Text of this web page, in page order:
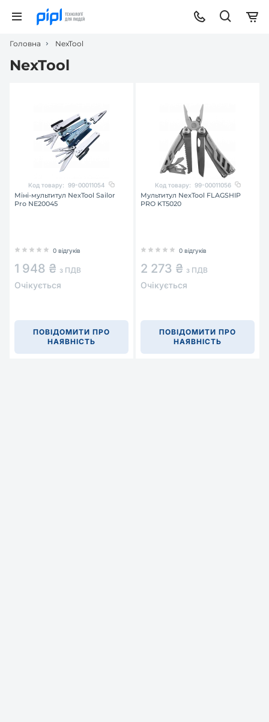
Головна NexTool
NexTool
Код товару: 99-00011054
Міні-мультитул NexTool Sailor
Pro NE20045
0 відгуків
1 948 ₴ з ПДВ
Очікується
ПОВІДОМИТИ ПРО
НАЯВНІСТЬ
Код товару: 99-00011056
Мультитул NexTool FLAGSHIP
PRO KT5020
0 відгуків
2 273 ₴ з ПДВ
Очікується
ПОВІДОМИТИ ПРО
НАЯВНІСТЬ